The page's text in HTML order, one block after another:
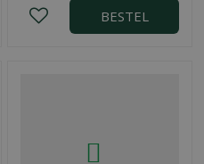
BESTEL